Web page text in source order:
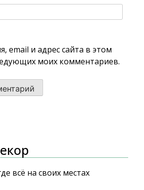
email и адрес сайта в этом
моих комментариев.
всё на своих местах